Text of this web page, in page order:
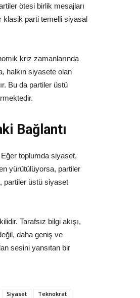
ötesi birlik mesajları
klasik parti temelli siyasal
kriz zamanlarında
halkın siyasete olan
Bu da partiler üstü
Bağlantı
Eğer toplumda siyaset,
yürütülüyorsa, partiler
partiler üstü siyaset
Tarafsız bilgi akışı,
daha geniş ve
sesini yansıtan bir
Siyaset
Teknokrat